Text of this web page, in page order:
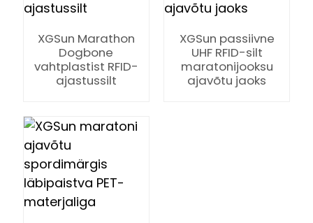
XGSun Marathon
Dogbone
vahtplastist RFID-
ajastussilt
XGSun passiivne
UHF RFID-silt
maratonijooksu
ajavõtu jaoks